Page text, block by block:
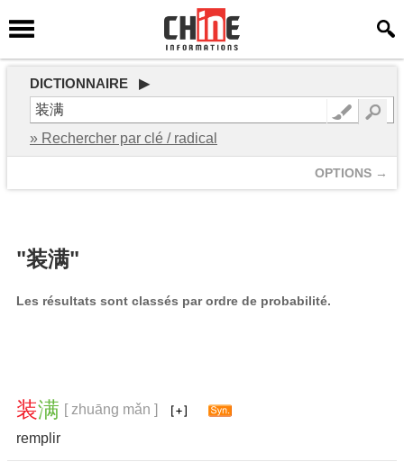
DICTIONNAIRE ▶
» Rechercher par clé / radical
OPTIONS →
"装满"
Les résultats sont classés par ordre de probabilité.
装满 [ zhuāng mǎn ]
remplir